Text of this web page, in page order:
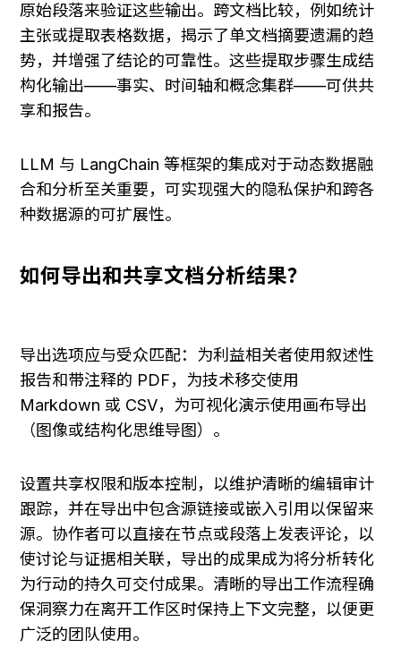
原始段落来验证这些输出。跨文档比较，例如统计
主张或提取表格数据，揭示了单文档摘要遗漏的趋
势，并增强了结论的可靠性。这些提取步骤生成结
构化输出——事实、时间轴和概念集群——可供共
享和报告。
LLM 与 LangChain 等框架的集成对于动态数据融
合和分析至关重要，可实现强大的隐私保护和跨各
种数据源的可扩展性。
如何导出和共享文档分析结果？
导出选项应与受众匹配：为利益相关者使用叙述性
报告和带注释的 PDF，为技术移交使用
Markdown 或 CSV，为可视化演示使用画布导出
（图像或结构化思维导图）。
设置共享权限和版本控制，以维护清晰的编辑审计
跟踪，并在导出中包含源链接或嵌入引用以保留来
源。协作者可以直接在节点或段落上发表评论，以
使讨论与证据相关联，导出的成果成为将分析转化
为行动的持久可交付成果。清晰的导出工作流程确
保洞察力在离开工作区时保持上下文完整，以便更
广泛的团队使用。